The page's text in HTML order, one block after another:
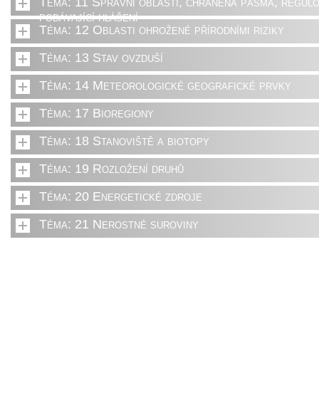
podávající hlášení
Téma: 12 Oblasti ohrožené přírodními riziky
Téma: 13 Stav ovzduší
Téma: 14 Meteorologické geografické prvky
Téma: 17 Bioregiony
Téma: 18 Stanoviště a biotopy
Téma: 19 Rozložení druhů
Téma: 20 Energetické zdroje
Téma: 21 Nerostné suroviny